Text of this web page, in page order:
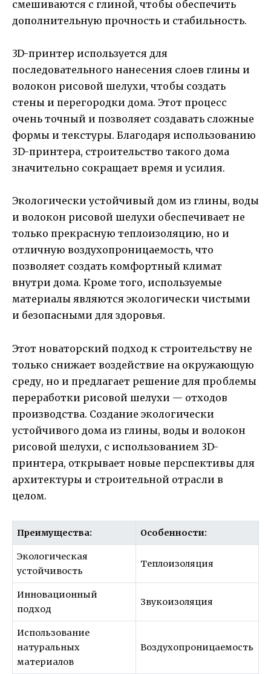
смешиваются с глиной, чтобы обеспечить
дополнительную прочность и стабильность.
3D-принтер используется для
последовательного нанесения слоев глины и
волокон рисовой шелухи, чтобы создать
стены и перегородки дома. Этот процесс
очень точный и позволяет создавать сложные
формы и текстуры. Благодаря использованию
3D-принтера, строительство такого дома
значительно сокращает время и усилия.
Экологически устойчивый дом из глины, воды
и волокон рисовой шелухи обеспечивает не
только прекрасную теплоизоляцию, но и
отличную воздухопроницаемость, что
позволяет создать комфортный климат
внутри дома. Кроме того, используемые
материалы являются экологически чистыми
и безопасными для здоровья.
Этот новаторский подход к строительству не
только снижает воздействие на окружающую
среду, но и предлагает решение для проблемы
переработки рисовой шелухи — отходов
производства. Создание экологически
устойчивого дома из глины, воды и волокон
рисовой шелухи, с использованием 3D-
принтера, открывает новые перспективы для
архитектуры и строительной отрасли в
целом.
Преимущества: Особенности:
Экологическая
устойчивость
Теплоизоляция
Инновационный
подход
Звукоизоляция
Использование
натуральных
материалов
Воздухопроницаемость